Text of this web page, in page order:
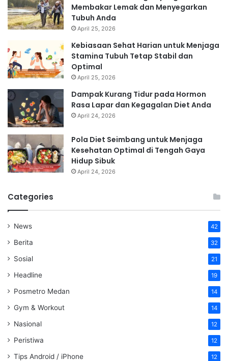
Membakar Lemak dan Menyegarkan
Tubuh Anda
April 25, 2026
Kebiasaan Sehat Harian untuk Menjaga
Stamina Tubuh Tetap Stabil dan
Optimal
April 25, 2026
Dampak Kurang Tidur pada Hormon
Rasa Lapar dan Kegagalan Diet Anda
April 24, 2026
Pola Diet Seimbang untuk Menjaga
Kesehatan Optimal di Tengah Gaya
Hidup Sibuk
April 24, 2026
Categories
News 42
Berita 32
Sosial 21
Headline 19
Posmetro Medan 14
Gym & Workout 14
Nasional 12
Peristiwa 12
Tips Android / iPhone 12